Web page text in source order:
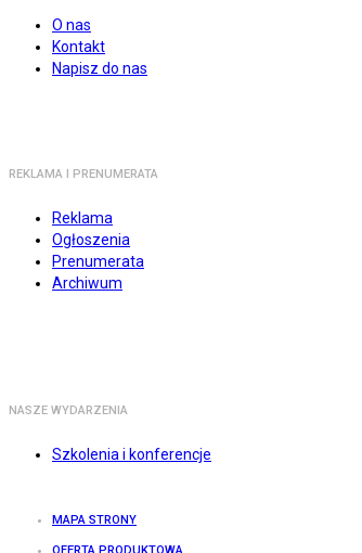
O nas
Kontakt
Napisz do nas
REKLAMA I PRENUMERATA
Reklama
Ogłoszenia
Prenumerata
Archiwum
NASZE WYDARZENIA
Szkolenia i konferencje
MAPA STRONY